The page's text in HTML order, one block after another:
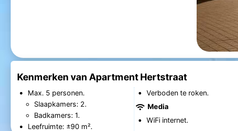
Kenmerken van Apartment Hertstraat
Max. 5 personen.
Slaapkamers: 2.
Badkamers: 1.
Leefruimte: ±90 m².
Verboden te roken.
Media
WiFi internet.